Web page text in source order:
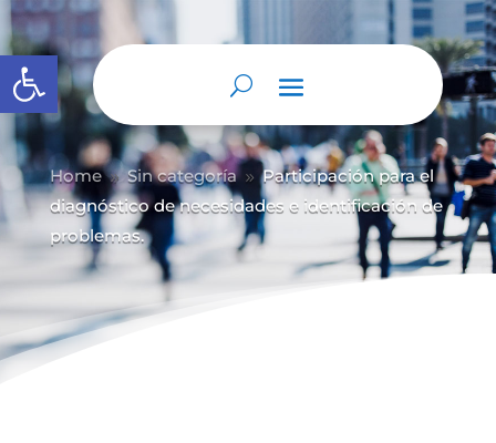
Abrir barra de herramientas
Home 9 Sin categoría 9 Participación para el
diagnóstico de necesidades e identificación de
problemas.